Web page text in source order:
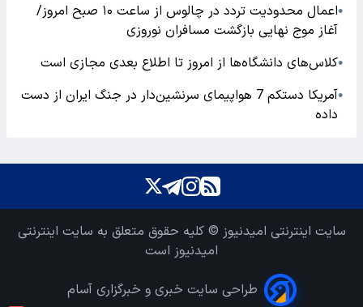
●
اعمال محدودیت تردد در چالوس از ساعت ۱۰ صبح امروز/
آغاز موج نهایی بازگشت مسافران نوروزی
●کلاس‌های دانشگاه‌ها از امروز تا اطلاع بعدی مجازی است
●
آمریکا دستکم 7 هواپیمای سرنشین‌دار در جنگ ایران از دست
داده
سایت اینترنتی امیدنیوز © کلیه حقوق متعلق به سایت اینترنتی
امیدنیوز است
طراحی سایت خبری و خبرگزاری آسام